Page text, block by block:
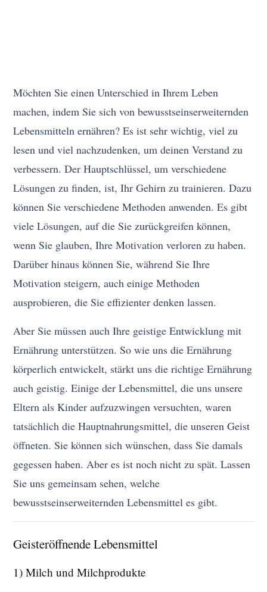
Möchten Sie einen Unterschied in Ihrem Leben
machen, indem Sie sich von bewusstseinserweiternden
Lebensmitteln ernähren? Es ist sehr wichtig, viel zu
lesen und viel nachzudenken, um deinen Verstand zu
verbessern. Der Hauptschlüssel, um verschiedene
Lösungen zu finden, ist, Ihr Gehirn zu trainieren. Dazu
können Sie verschiedene Methoden anwenden. Es gibt
viele Lösungen, auf die Sie zurückgreifen können,
wenn Sie glauben, Ihre Motivation verloren zu haben.
Darüber hinaus können Sie, während Sie Ihre
Motivation steigern, auch einige Methoden
ausprobieren, die Sie effizienter denken lassen.
Aber Sie müssen auch Ihre geistige Entwicklung mit
Ernährung unterstützen. So wie uns die Ernährung
körperlich entwickelt, stärkt uns die richtige Ernährung
auch geistig. Einige der Lebensmittel, die uns unsere
Eltern als Kinder aufzuzwingen versuchten, waren
tatsächlich die Hauptnahrungsmittel, die unseren Geist
öffneten. Sie können sich wünschen, dass Sie damals
gegessen haben. Aber es ist noch nicht zu spät. Lassen
Sie uns gemeinsam sehen, welche
bewusstseinserweiternden Lebensmittel es gibt.
Geisteröffnende Lebensmittel
1) Milch und Milchprodukte